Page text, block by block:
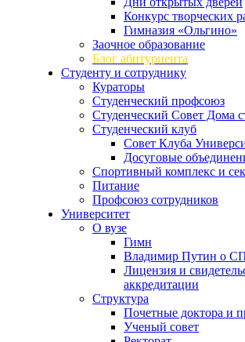
Конкурс творческих
Гимназия «Ольгино»
Заочное образование
Блог абитуриента
Студенту и сотруднику
Кураторы
Студенческий профсоюз
Студенческий Совет Дома
Студенческий клуб
Совет Клуба
Досуговые
Спортивный комплекс и
Питание
Профсоюз сотрудников
Университет
О вузе
Гимн
Владимир Путин о
Лицензия и
аккредитации
Структура
Почетные доктора и
Ученый совет